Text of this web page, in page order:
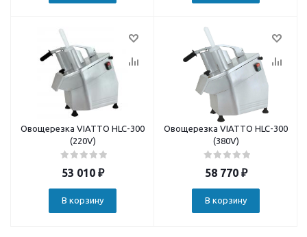
Овощерезка VIATTO HLC-300
(220V)
53 010₽
В корзину
Овощерезка VIATTO HLC-300
(380V)
58 770₽
В корзину